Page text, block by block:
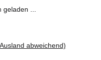
...
abweichend)